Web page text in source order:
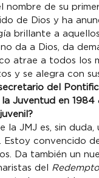
nombre de su
de Dios y ha
brillante a
da a Dios, da
atrae a todos los
y se alegra con
del
la Juventud en
la JMJ es, sin
Estoy convencido
Da también un
del